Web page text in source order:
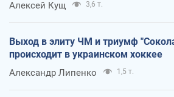
Алексей Кущ 3,6 т.
Выход в элиту ЧМ и триумф
происходит в украинском хоккее
Александр Липенко 1,5 т.